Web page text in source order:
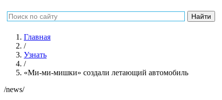
Главная
/
Узнать
/
«Ми-ми-мишки» создали летающий автомобиль
/news/